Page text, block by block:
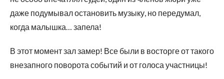
даже подумывал остановить музыку, но передумал,
когда малышка… запела!
В этот момент зал замер! Все были в восторге от такого
внезапного поворота событий и от голоса участницы!